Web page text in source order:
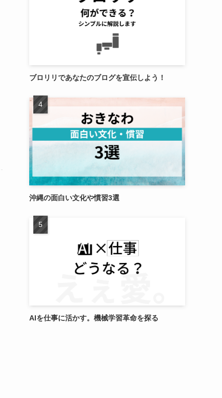
ブロリリであなたのブログを宣伝しよう！
沖縄の面白い文化や慣習3選
AIを仕事に活かす。機械学習革命を探る